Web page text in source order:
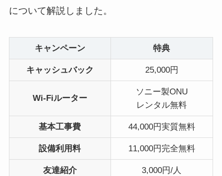
について解説しました。
キャンペーン 特典
キャッシュバック 25,000円
Wi-Fiルーター
ソニー製ONU
レンタル無料
基本工事費 44,000円実質無料
設備利用料 11,000円完全無料
友達紹介 3,000円/人